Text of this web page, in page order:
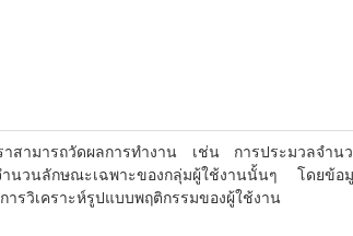
าสามารถวัดผลการทำงาน เช่น การประมวลจำน
ำนวนลักษณะเฉพาะของกลุ่มผู้ใช้งานนั้นๆ โดยข้อ
ารวิเคราะห์รูปแบบพฤติกรรมของผู้ใช้งาน